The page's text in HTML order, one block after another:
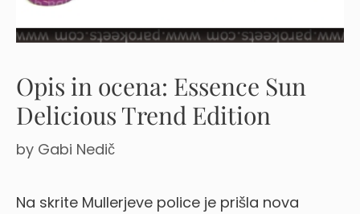
Opis in ocena: Essence Sun
Delicious Trend Edition
by Gabi Nedič
Na skrite Mullerjeve police je prišla nova